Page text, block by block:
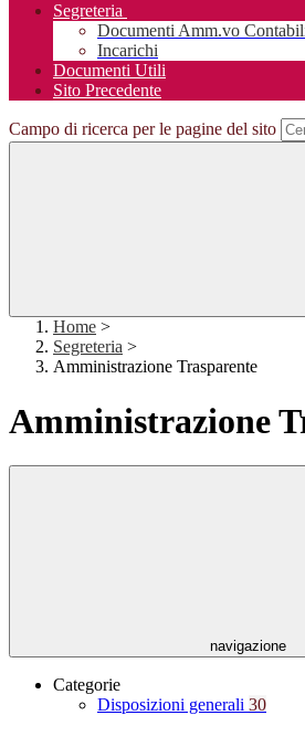
Segreteria
Documenti Amm.vo
Incarichi
Documenti Utili
Sito Precedente
Campo di ricerca per le pagine del sito
Home >
Segreteria >
Amministrazione Trasparente
Amministrazione
navigazione
Categorie
Disposizioni generali 30